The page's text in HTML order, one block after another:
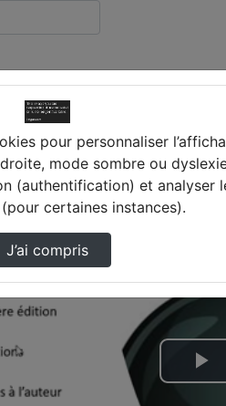
pour personnaliser
mode sombre ou
(authentification) et analyser
certaines instances).
J’ai compris